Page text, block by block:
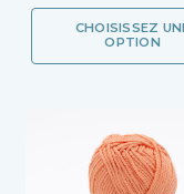
CHOISISSEZ
OPTION